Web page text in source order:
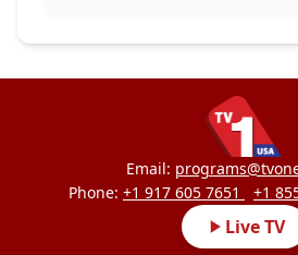
Email:
Phone: +1 917 605 7651 +1
Live TV